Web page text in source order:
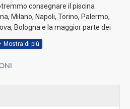
consegnare il piscina
Milano, Napoli, Torino, Palermo,
Bologna e la maggior parte dei